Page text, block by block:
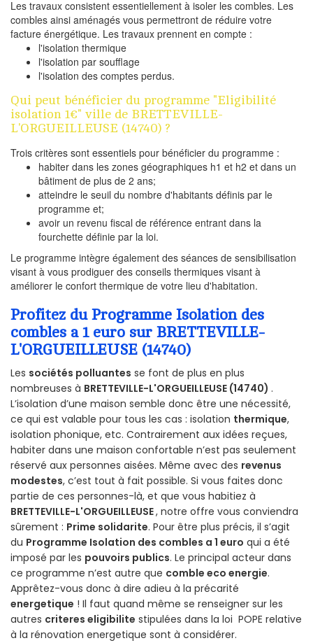
Les travaux consistent essentiellement à isoler les combles. Les
combles ainsi aménagés vous permettront de réduire votre
facture énergétique. Les travaux prennent en compte :
l'isolation thermique
l'isolation par soufflage
l'isolation des comptes perdus.
Qui peut bénéficier du programme "Eligibilité
isolation 1€" ville de BRETTEVILLE-
L'ORGUEILLEUSE (14740) ?
Trois critères sont essentiels pour bénéficier du programme :
habiter dans les zones géographiques h1 et h2 et dans un
bâtiment de plus de 2 ans;
atteindre le seuil du nombre d'habitants définis par le
programme et;
avoir un revenu fiscal de référence entrant dans la
fourchette définie par la loi.
Le programme intègre également des séances de sensibilisation
visant à vous prodiguer des conseils thermiques visant à
améliorer le confort thermique de votre lieu d'habitation.
Profitez du Programme Isolation des
combles a 1 euro sur BRETTEVILLE-
L'ORGUEILLEUSE (14740)
Les sociétés polluantes se font de plus en plus
nombreuses à BRETTEVILLE-L'ORGUEILLEUSE (14740) .
L’isolation d’une maison semble donc être une nécessité,
ce qui est valable pour tous les cas : isolation thermique,
isolation phonique, etc. Contrairement aux idées reçues,
habiter dans une maison confortable n’est pas seulement
réservé aux personnes aisées. Même avec des revenus
modestes, c’est tout à fait possible. Si vous faites donc
partie de ces personnes-là, et que vous habitiez à
BRETTEVILLE-L'ORGUEILLEUSE, notre offre vous conviendra
sûrement : Prime solidarite. Pour être plus précis, il s’agit
du Programme Isolation des combles a 1 euro qui a été
imposé par les pouvoirs publics. Le principal acteur dans
ce programme n’est autre que comble eco energie.
Apprêtez-vous donc à dire adieu à la précarité
energetique ! Il faut quand même se renseigner sur les
autres criteres eligibilite stipulées dans la loi POPE relative
à la rénovation energetique sont à considérer.